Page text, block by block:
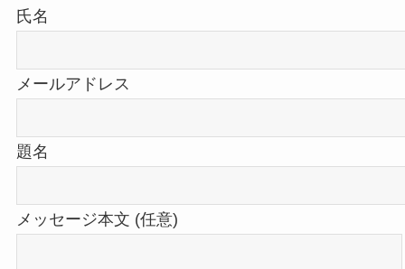
氏名
メールアドレス
題名
メッセージ本文 (任意)